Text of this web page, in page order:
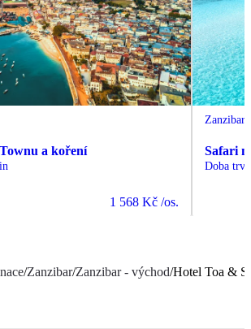
a koření
1 568 Kč /os.
Zanzibar
Safari
Doba
/Zanzibar/Zanzibar - východ/Hotel Toa &